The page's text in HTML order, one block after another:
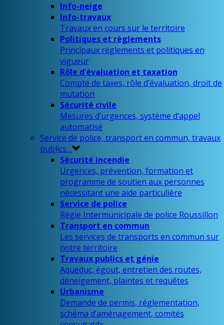
Info-neige
Info-travaux
Travaux en cours sur le territoire
Politiques et règlements
Principaux règlements et politiques en
vigueur
Rôle d’évaluation et taxation
Compte de taxes, rôle d’évaluation, droit de
mutation
Sécurité civile
Mesures d’urgences, système d’appel
automatisé
Service de police, transport en commun, travaux
publics…
Sécurité incendie
Urgences, prévention, formation et
programme de soutien aux personnes
nécessitant une aide particulière
Service de police
Régie Intermunicipale de police Roussillon
Transport en commun
Les services de transports en commun sur
notre territoire
Travaux publics et génie
Aqueduc, égout, entretien des routes,
déneigement, plaintes et requêtes
Urbanisme
Demande de permis, réglementation,
schéma d’aménagement, comités